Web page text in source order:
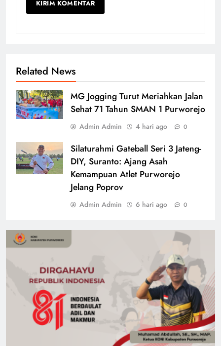
Related News
MG Jogging Turut Meriahkan Jalan
Sehat 71 Tahun SMAN 1 Purworejo
Admin Admin 4 hari ago 0
Silaturahmi Gateball Seri 3 Jateng-
DIY, Suranto: Ajang Asah
Kemampuan Atlet Purworejo
Jelang Poprov
Admin Admin 6 hari ago 0